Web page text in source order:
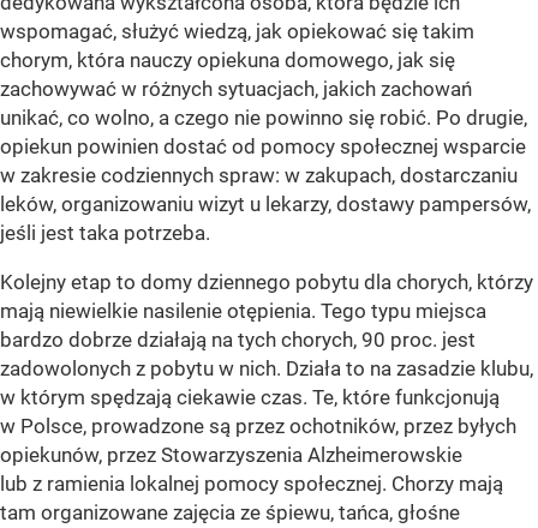
wspomagać, służyć wiedzą, jak opiekować się takim
chorym, która nauczy opiekuna domowego, jak się
zachowywać w różnych sytuacjach, jakich zachowań
unikać, co wolno, a czego nie powinno się robić. Po drugie,
opiekun powinien dostać od pomocy społecznej wsparcie
w zakresie codziennych spraw: w zakupach, dostarczaniu
leków, organizowaniu wizyt u lekarzy, dostawy pampersów,
jeśli jest taka potrzeba.
Kolejny etap to domy dziennego pobytu dla chorych, którzy
mają niewielkie nasilenie otępienia. Tego typu miejsca
bardzo dobrze działają na tych chorych, 90 proc. jest
zadowolonych z pobytu w nich. Działa to na zasadzie klubu,
w którym spędzają ciekawie czas. Te, które funkcjonują
w Polsce, prowadzone są przez ochotników, przez byłych
opiekunów, przez Stowarzyszenia Alzheimerowskie
lub z ramienia lokalnej pomocy społecznej. Chorzy mają
tam organizowane zajęcia ze śpiewu, tańca, głośne